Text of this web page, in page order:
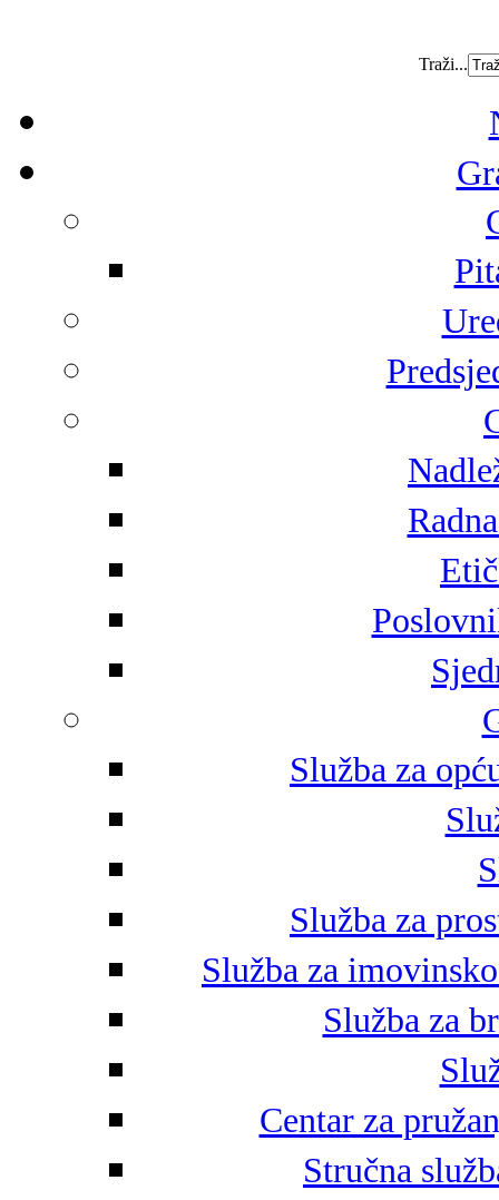
Traži...
Služba za
Služba za
Služba za
Služba za
Centar za
Stručna